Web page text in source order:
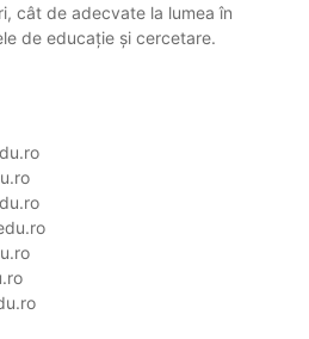
cât de adecvate la lumea în
de educație și cercetare.